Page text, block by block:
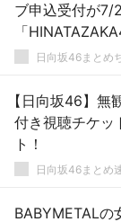
ブ申込受付が7/
「
with YOU！」
日向坂46まとめ
【日向坂46】無
付き視聴チケッ
ト！
日向坂46まとめ
BABYMETALの